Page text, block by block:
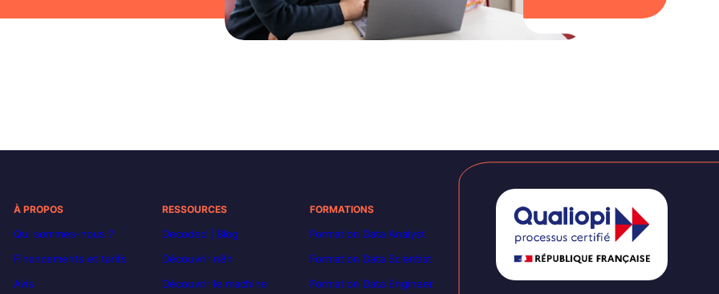
À PROPOS
Qui sommes-nous ?
Financements et tarifs
Avis
RESSOURCES
Decoded | Blog
Découvrir n8n
Découvrir le machine
FORMATIONS
Formation Data Analyst
Formation Data Scientist
Formation Data Engineer